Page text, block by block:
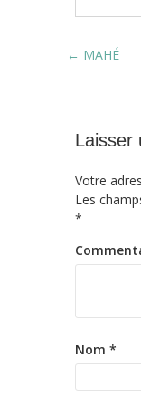
Post
← MAHÉ
Laisser
Votre
Les
*
Nom *